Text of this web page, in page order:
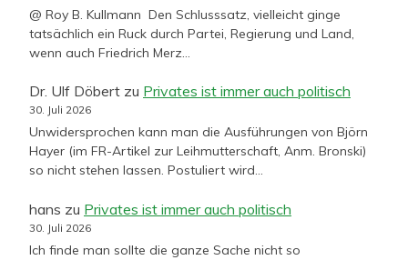
@ Roy B. Kullmann Den Schlusssatz, vielleicht ginge
tatsächlich ein Ruck durch Partei, Regierung und Land,
wenn auch Friedrich Merz…
Dr. Ulf Döbert zu Privates ist immer auch politisch
30. Juli 2026
Unwidersprochen kann man die Ausführungen von Björn
Hayer (im FR-Artikel zur Leihmutterschaft, Anm. Bronski)
so nicht stehen lassen. Postuliert wird…
hans zu Privates ist immer auch politisch
30. Juli 2026
Ich finde man sollte die ganze Sache nicht so